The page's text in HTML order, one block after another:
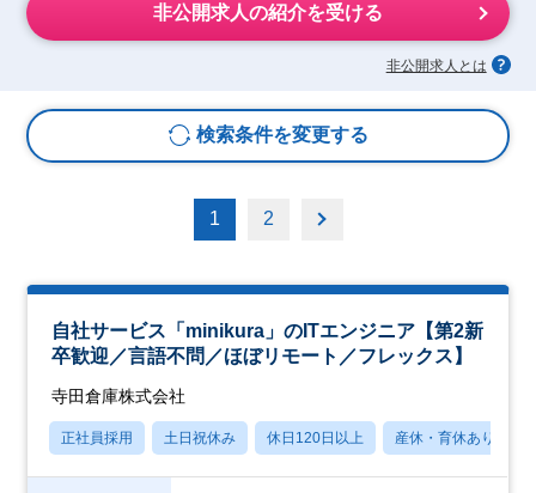
非公開求人の紹介を受ける
非公開求人とは
検索条件を変更する
1 2
自社サービス「minikura」のITエンジニア【第2新
卒歓迎／言語不問／ほぼリモート／フレックス】
寺田倉庫株式会社
正社員採用 土日祝休み 休日120日以上 産休・育休あり